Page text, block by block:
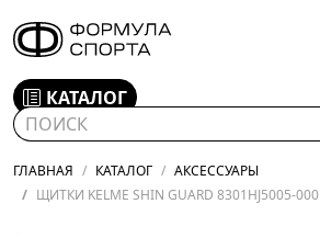
КАТАЛОГ
ГЛАВНАЯ КАТАЛОГ
АКСЕССУАРЫ
ЩИТКИ KELME SHIN GUARD 8301HJ5005-000